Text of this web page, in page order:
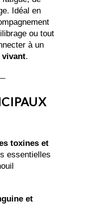
Idéal en
ou tout
à un
vivant.
toxines et
essentielles
et